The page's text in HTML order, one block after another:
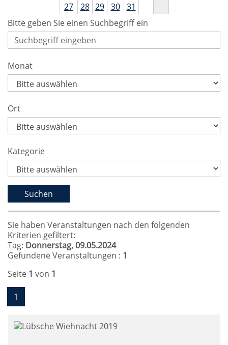
27
28 29 30
31
Bitte geben Sie einen Suchbegriff ein
Monat
Ort
Kategorie
Sie haben Veranstaltungen nach den folgenden
Kriterien gefiltert:
Tag: Donnerstag, 09.05.2024
Gefundene Veranstaltungen : 1
Seite 1 von 1
1